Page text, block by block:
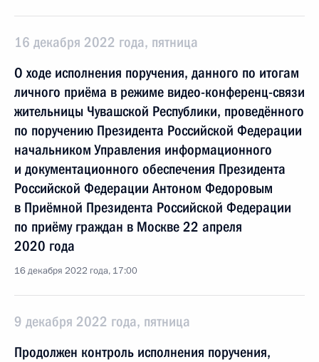
16 декабря 2022 года, пятница
О ходе исполнения поручения, данного по итогам
личного приёма в режиме видео-конференц-связи
жительницы Чувашской Республики, проведённого
по поручению Президента Российской Федерации
начальником Управления информационного
и документационного обеспечения Президента
Российской Федерации Антоном Федоровым
в Приёмной Президента Российской Федерации
по приёму граждан в Москве 22 апреля
2020 года
16 декабря 2022 года, 17:00
9 декабря 2022 года, пятница
Продолжен контроль исполнения поручения,